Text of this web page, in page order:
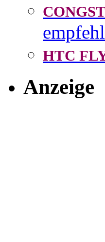
HTC
Anzeige